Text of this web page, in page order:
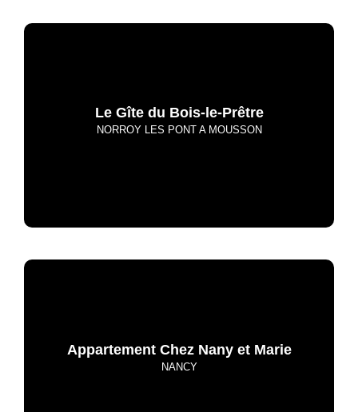
Le Gîte du Bois-le-Prêtre
NORROY LES PONT A MOUSSON
Appartement Chez Nany et Marie
NANCY